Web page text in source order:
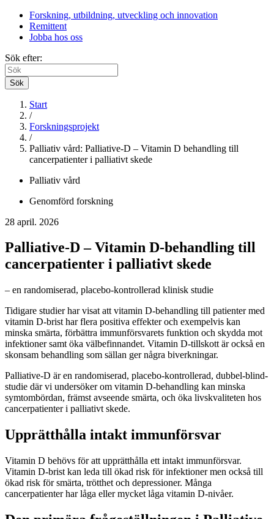
Forskning, utbildning, utveckling och innovation
Remittent
Jobba hos oss
Sök efter:
Sök
Start
/
Forskningsprojekt
/
Palliativ vård: Palliative-D – Vitamin D behandling till
cancerpatienter i palliativt skede
Palliativ vård
Genomförd forskning
28 april. 2026
Palliative-D – Vitamin D-behandling till
cancerpatienter i palliativt skede
– en randomiserad, placebo-kontrollerad klinisk studie
Tidigare studier har visat att vitamin D-behandling till patienter med
vitamin D-brist har flera positiva effekter och exempelvis kan
minska smärta, förbättra immunförsvarets funktion och skydda mot
infektioner samt öka välbefinnandet. Vitamin D-tillskott är också en
skonsam behandling som sällan ger några biverkningar.
Palliative-D är en randomiserad, placebo-kontrollerad, dubbel-blind-
studie där vi undersöker om vitamin D-behandling kan minska
symtombördan, främst avseende smärta, och öka livskvaliteten hos
cancerpatienter i palliativt skede.
Upprätthålla intakt immunförsvar
Vitamin D behövs för att upprätthålla ett intakt immunförsvar.
Vitamin D-brist kan leda till ökad risk för infektioner men också till
ökad risk för smärta, trötthet och depressioner. Många
cancerpatienter har låga eller mycket låga vitamin D-nivåer.